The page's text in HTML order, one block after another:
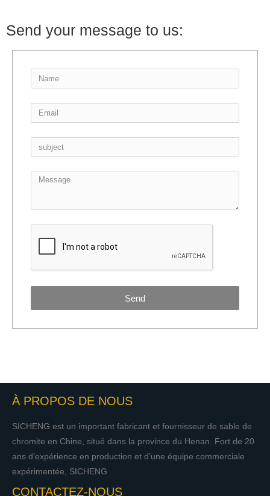
Send your message to us:
Send
À PROPOS DE NOUS
SICHENG est un important fabricant et fournisseur de sable de
chromite en Chine, situé dans la province du Henan. Fort de 20
ans d’expérience en production et d’une équipe commerciale
expérimentée, SICHENG
CONTACTEZ-NOUS